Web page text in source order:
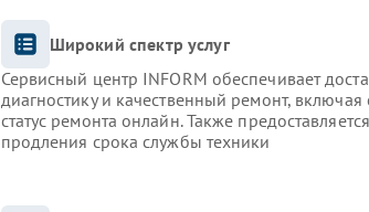
Широкий спектр услуг
Сервисный центр INFORM обеспечивает
диагностику и качественный ремонт,
статус ремонта онлайн. Также
продления срока службы техники